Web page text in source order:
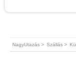
NagyUtazás > Szállás >